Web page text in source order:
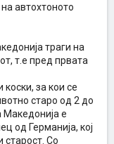
автохтоното
траги на
т.е пред првата
за кои се
старо од 2 до
Македонија е
од Германија, кој
старост. Со